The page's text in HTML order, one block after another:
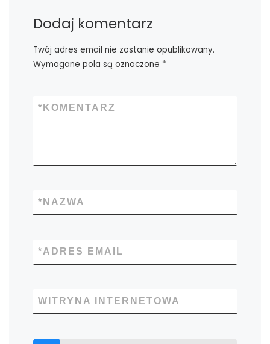
Dodaj komentarz
Twój adres email nie zostanie opublikowany.
Wymagane pola są oznaczone *
KOMENTARZ
*
NAZWA
*
ADRES EMAIL
*
WITRYNA INTERNETOWA